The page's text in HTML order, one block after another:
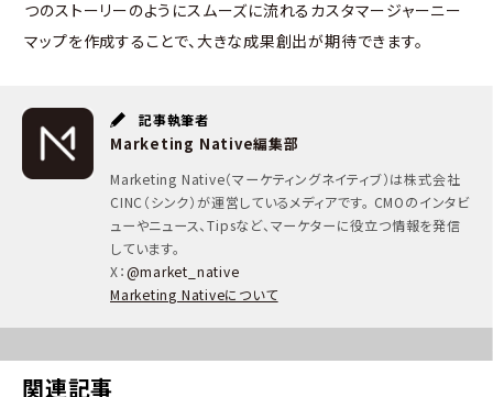
つのストーリーのようにスムーズに流れるカスタマージャーニー
マップを作成することで、大きな成果創出が期待できます。
記事執筆者
Marketing Native編集部
Marketing Native（マーケティングネイティブ）は株式会社
CINC（シンク）が運営しているメディアです。 CMOのインタビ
ューやニュース、Tipsなど、マーケターに役立つ情報を発信
しています。
X：@market_native
Marketing Nativeについて
関連記事